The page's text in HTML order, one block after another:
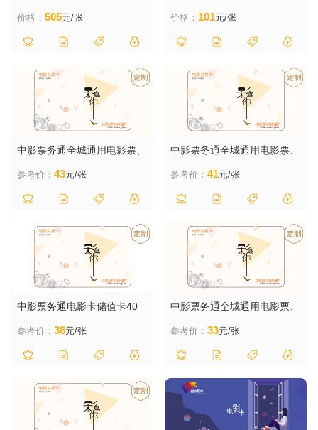
价格： 505元/张 价格： 101元/张
中影票务通全城通用电影票、
参考价： 43元/张
中影票务通全城通用电影票、
参考价：41元/张
中影票务通电影卡储值卡40
参考价： 38元/张
中影票务通全城通用电影票、
参考价：33元/张